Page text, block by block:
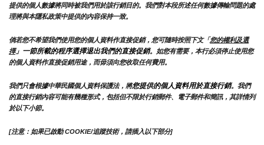
提供的個人數據將同時被我們用於該行銷目的。我們對本段所述任何數據傳輸問題的處
理將與本隱私政策中提供的內容保持一致。
倘若您不希望我們使用您的個人資料作直接促銷，您可隨時按照下文「您的權利及選
擇」一節所載的程序選擇退出我們的直接促銷。如您有需要，本行必須停止使用您
的個人資料作直接促銷用途，而毋須向您收取任何費用。
我們只會根據中華民國個人資料保護法，將您提供的個人資料用於直接行銷。我們
的直接行銷內容可能有幾種形式，包括但不限於行銷郵件、電子郵件和簡訊，其詳情列
於以下小節。
[注意：如果已啟動 COOKIE/追蹤技術，請插入以下部分]